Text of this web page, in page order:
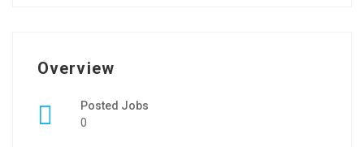
Overview
Posted Jobs
0